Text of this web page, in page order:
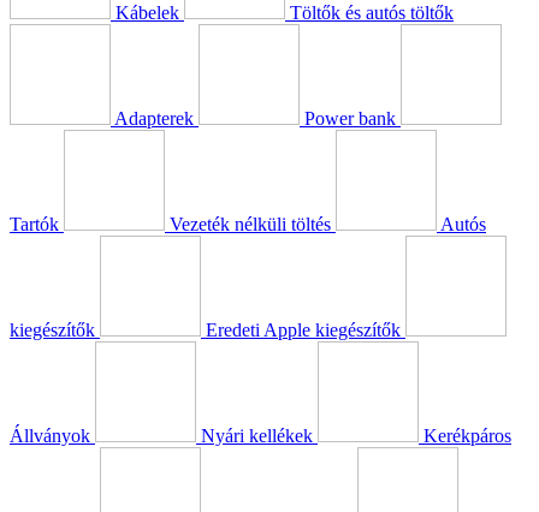
Kábelek Töltők és autós töltők
Adapterek Power bank
Tartók Vezeték nélküli töltés Autós
kiegészítők Eredeti Apple kiegészítők
Állványok Nyári kellékek Kerékpáros